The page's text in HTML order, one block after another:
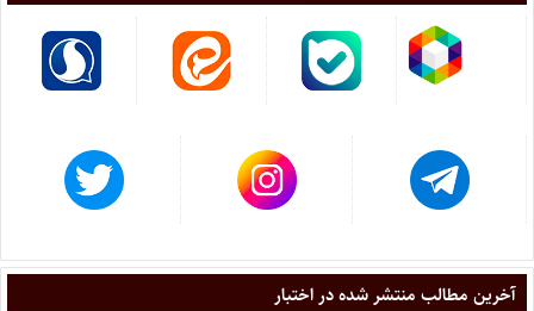
آخرین مطالب منتشر شده در اختبار